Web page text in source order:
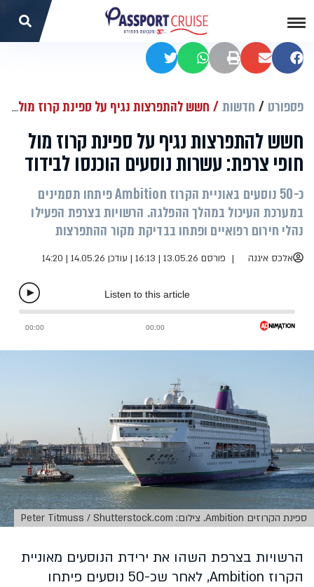
שתפו בפייסבוק
שתפו במיילהדפסהשתפו בוואטסאפשתפו בטוויטר
פספורט חדשות חשש להתפרצות נגיף על ספינת קרוז מול חופי צרפת: עשרות נוסעים הוכנסו לבידוד
חשש להתפרצות נגיף על ספינת קרוז מול
חופי צרפת: עשרות נוסעים הוכנסו לבידוד
כ-50 נוסעים באוניית הקרוז Ambition פיתחו תסמינים
במערכת העיכול במהלך ההפלגה. הרשויות בצרפת הפעילו
נהלי חירום רפואיים ופתחו בבדיקת מקור ההתפרצות
אלכס איגנה פורסם 13.05.26 | 16:13 | עודכן 14.05.26 | 14:20
ספינת הקרוזים Ambition. צילום: Peter Titmuss / Shutterstock.com
הרשויות בצרפת השהו את ירידת הנוסעים מאוניית
הקרוז Ambition, לאחר שכ-50 נוסעים פיתחו